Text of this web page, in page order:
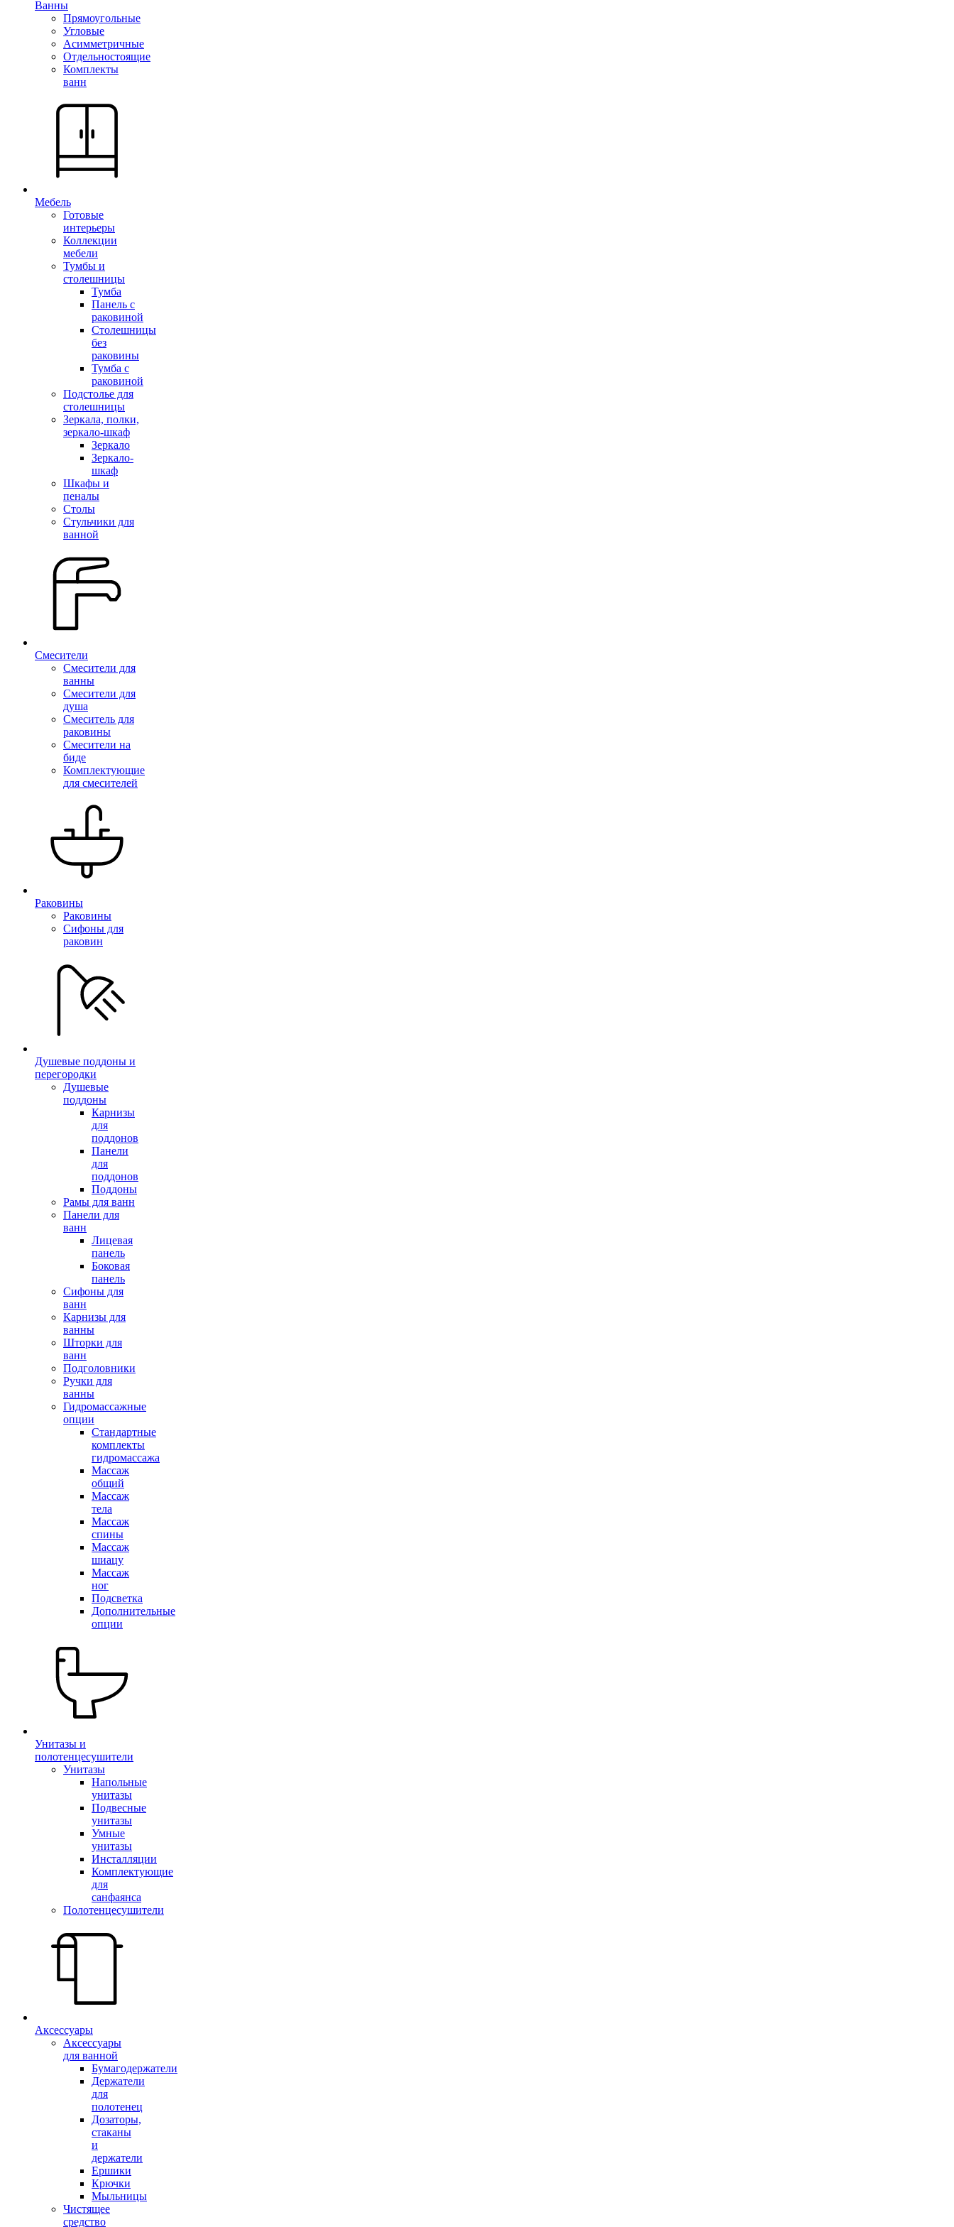
Ванны
Прямоугольные
Угловые
Асимметричные
Отдельностоящие
Комплекты
ванн
Мебель
Готовые
интерьеры
Коллекции
мебели
Тумбы и
столешницы
Тумба
Панель с
раковиной
Столешницы
без
раковины
Тумба с
раковиной
Подстолье для
столешницы
Зеркала, полки,
зеркало-шкаф
Зеркало
Зеркало-
шкаф
Шкафы и
пеналы
Столы
Стульчики для
ванной
Смесители
Смесители для
ванны
Смесители для
душа
Смеситель для
раковины
Смесители на
биде
Комплектующие
для смесителей
Раковины
Раковины
Сифоны для
раковин
Душевые поддоны и
перегородки
Душевые
поддоны
Карнизы
для
поддонов
Панели
для
поддонов
Поддоны
Рамы для ванн
Панели для
ванн
Лицевая
панель
Боковая
панель
Сифоны для
ванн
Карнизы для
ванны
Шторки для
ванн
Подголовники
Ручки для
ванны
Гидромассажные
опции
Стандартные
комплекты
гидромассажа
Массаж
общий
Массаж
тела
Массаж
спины
Массаж
шиацу
Массаж
ног
Подсветка
Дополнительные
опции
Унитазы и
полотенцесушители
Унитазы
Напольные
унитазы
Подвесные
унитазы
Умные
унитазы
Инсталляции
Комплектующие
для
санфаянса
Полотенцесушители
Аксессуары
Аксессуары
для ванной
Бумагодержатели
Держатели
для
полотенец
Дозаторы,
стаканы
и
держатели
Ершики
Крючки
Мыльницы
Чистящее
средство